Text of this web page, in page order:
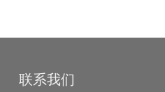
联系我们